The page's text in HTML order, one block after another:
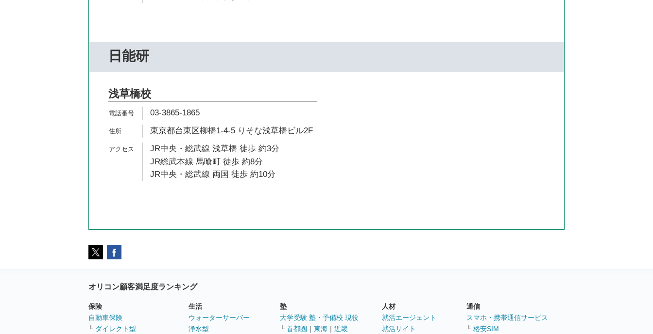
日能研
浅草橋校
03-3865-1865
東京都台東区柳橋1-4-5 りそな浅草橋ビル2F
JR中央・総武線 浅草橋 徒歩 約3分
JR総武本線 馬喰町 徒歩 約8分
JR中央・総武線 両国 徒歩 約10分
オリコン顧客満足度ランキング
保険
自動車保険
└ ダイレクト型
生活
ウォーターサーバー
浄水型
塾
大学受験 塾・予備校 現役
└ 首都圏 ｜ 東海 ｜ 近畿
人材
就活エージェント
就活サイト
通信
スマホ・携帯通信サービス
└ 格安SIM